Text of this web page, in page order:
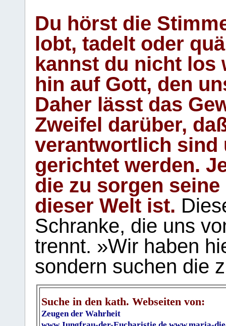
Du hörst die
lobt, tadelt oder
kannst du nicht los
hin auf Gott, den
Daher lässt das
Zweifel darüber,
verantwortlich sind
gerichtet werden.
die zu sorgen
dieser Welt ist.
Schranke, die uns
trennt. »Wir haben
sondern suchen die
Suche in den kath. Webseiten von:
Zeugen der Wahrheit